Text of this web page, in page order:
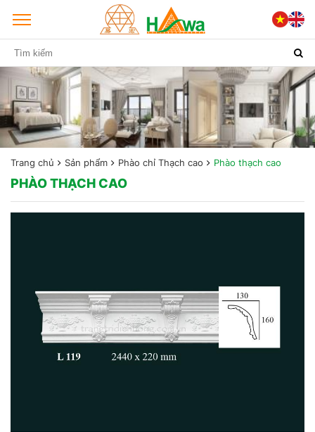
Trang chủ Sản phẩm Phào chỉ Thạch cao Phào thạch cao
PHÀO THẠCH CAO